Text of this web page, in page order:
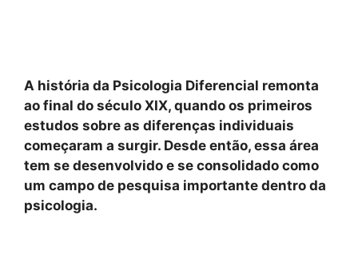
A história da Psicologia Diferencial remonta
ao final do século XIX, quando os primeiros
estudos sobre as diferenças individuais
começaram a surgir. Desde então, essa área
tem se desenvolvido e se consolidado como
um campo de pesquisa importante dentro da
psicologia.